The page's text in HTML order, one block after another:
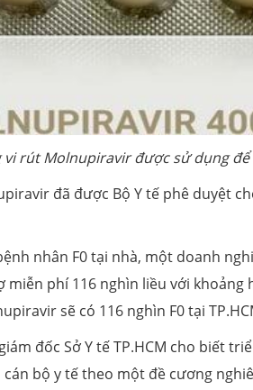
vi rút Molnupiravir được sử dụng để
đã được Bộ Y tế phê duyệt
nhân F0 tại nhà, một doanh
phí 116 nghìn liều với khoảng
sẽ có 116 nghìn F0 tại
giám đốc Sở Y tế TP.HCM cho biết
bộ y tế theo một đề cương